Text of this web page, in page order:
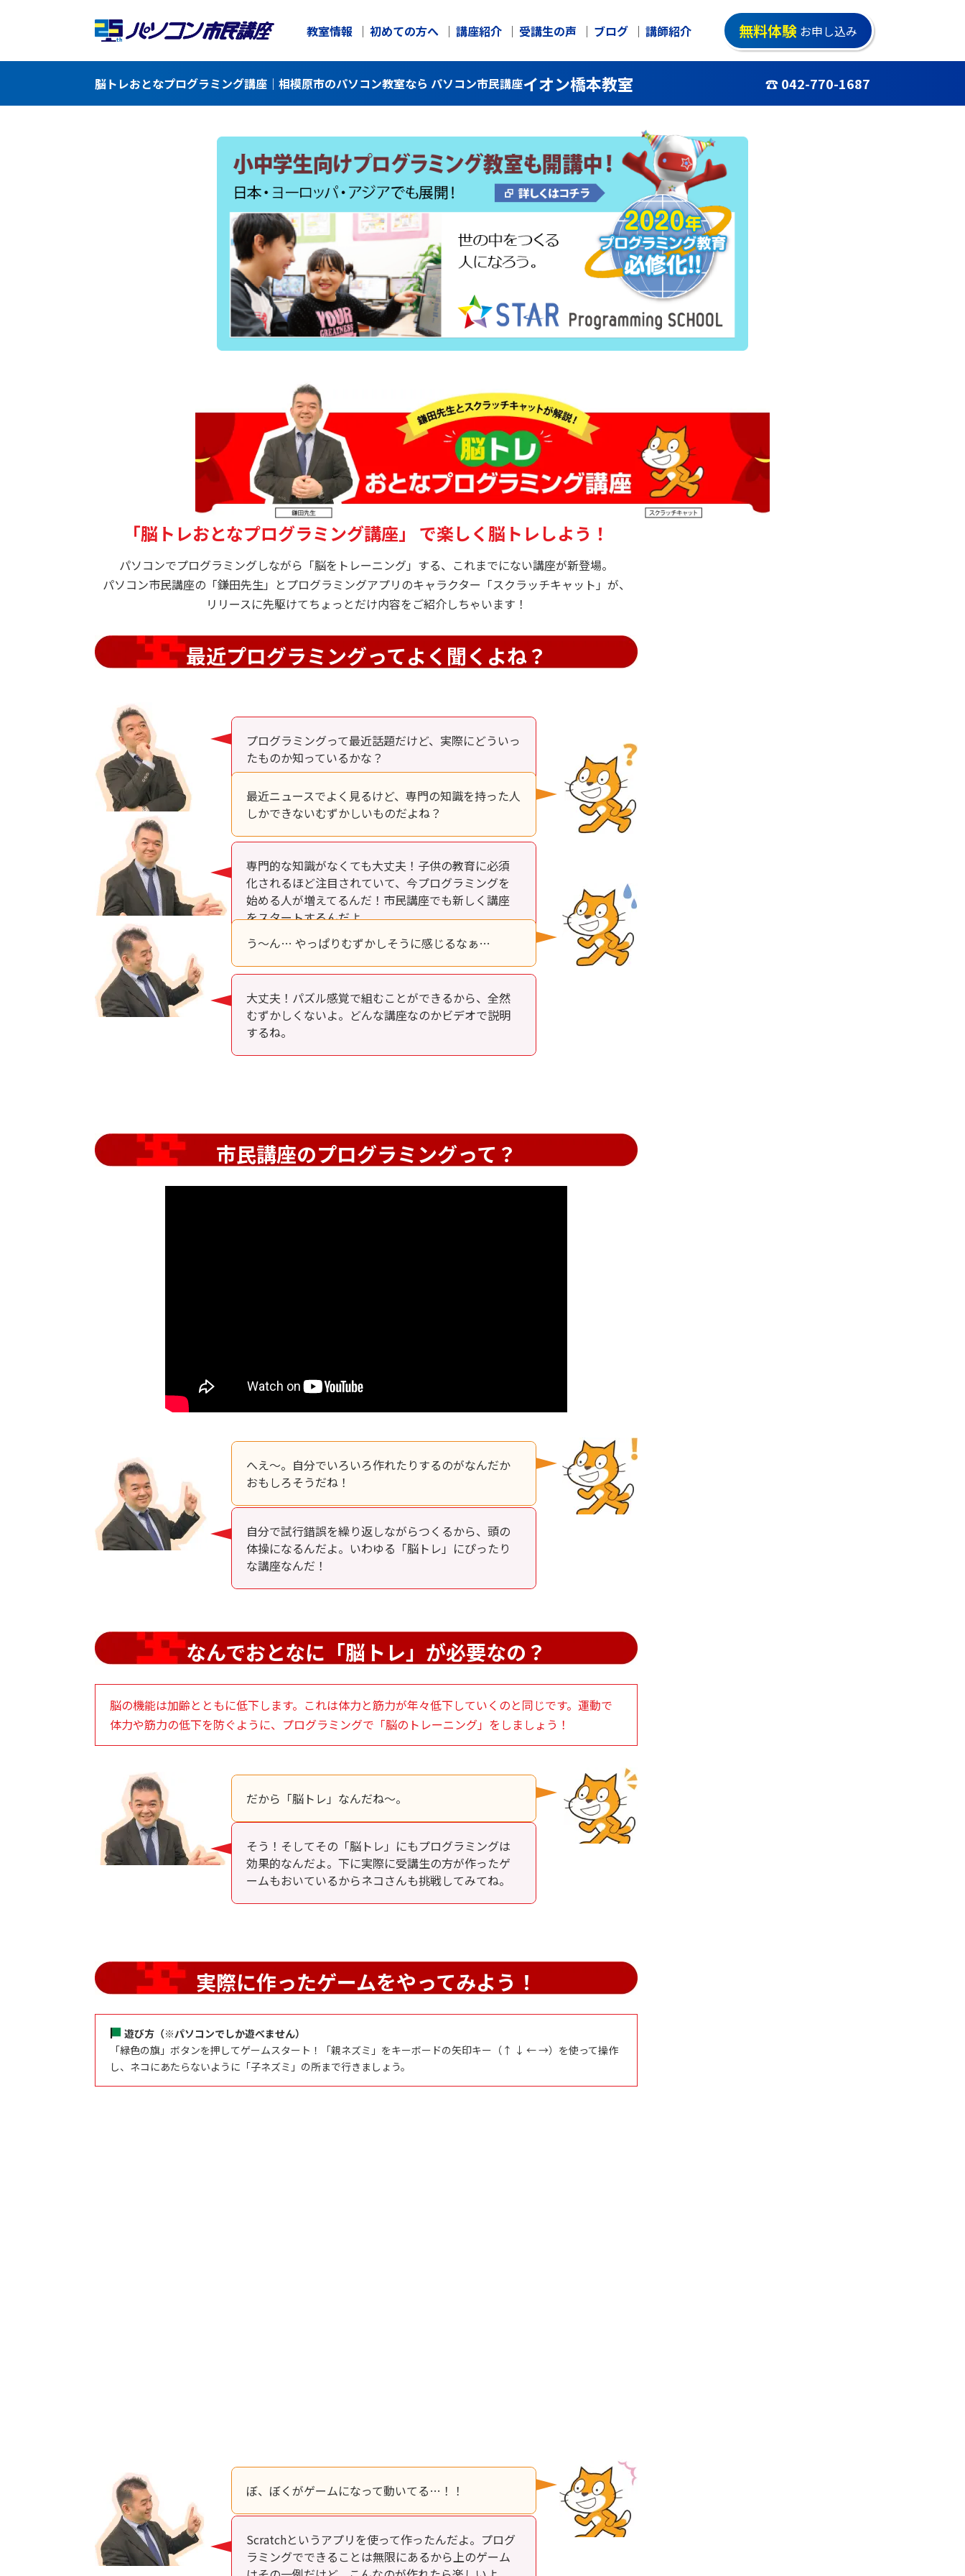
教室情報 初めての方へ 講座紹介 受講生の声 ブログ 講師紹介 無料体験 お申し込み
脳トレおとなプログラミング講座｜相模原市のパソコン教室なら パソコン市民講座イオン橋本教室 ☎ 042-770-1687
「脳トレおとなプログラミング講座」 で楽しく脳トレしよう！
パソコンでプログラミングしながら「脳をトレーニング」する、これまでにない講座が新登場。
パソコン市民講座の「鎌田先生」とプログラミングアプリのキャラクター「スクラッチキャット」が、
リリースに先駆けてちょっとだけ内容をご紹介しちゃいます！
最近プログラミングってよく聞くよね？
プログラミングって最近話題だけど、実際にどういっ
たものか知っているかな？
最近ニュースでよく見るけど、専門の知識を持った人
しかできないむずかしいものだよね？
専門的な知識がなくても大丈夫！子供の教育に必須
化されるほど注目されていて、今プログラミングを
始める人が増えてるんだ！市民講座でも新しく講座
をスタートするんだよ。
う～ん… やっぱりむずかしそうに感じるなぁ…
大丈夫！パズル感覚で組むことができるから、全然
むずかしくないよ。どんな講座なのかビデオで説明
するね。
市民講座のプログラミングって？
へえ～。自分でいろいろ作れたりするのがなんだか
おもしろそうだね！
自分で試行錯誤を繰り返しながらつくるから、頭の
体操になるんだよ。いわゆる「脳トレ」にぴったり
な講座なんだ！
なんでおとなに「脳トレ」が必要なの？
脳の機能は加齢とともに低下します。これは体力と筋力が年々低下していくのと同じです。運動で
体力や筋力の低下を防ぐように、プログラミングで「脳のトレーニング」をしましょう！
だから「脳トレ」なんだね～。
そう！そしてその「脳トレ」にもプログラミングは
効果的なんだよ。下に実際に受講生の方が作ったゲ
ームもおいているからネコさんも挑戦してみてね。
実際に作ったゲームをやってみよう！
遊び方（※パソコンでしか遊べません）
「緑色の旗」ボタンを押してゲームスタート！「親ネズミ」をキーボードの矢印キー（↑ ↓ ← →）を使って操作
し、ネコにあたらないように「子ネズミ」の所まで行きましょう。
ぼ、ぼくがゲームになって動いてる…！！
Scratchというアプリを使って作ったんだよ。プログ
ラミングでできることは無限にあるから上のゲーム